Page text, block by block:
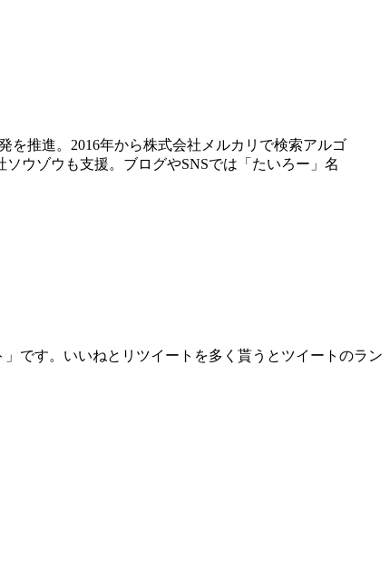
を推進。2016年から株式会社メルカリで検索アルゴ
ウゾウも支援。ブログやSNSでは「たいろー」名
です。いいねとリツイートを多く貰うとツイートのラン